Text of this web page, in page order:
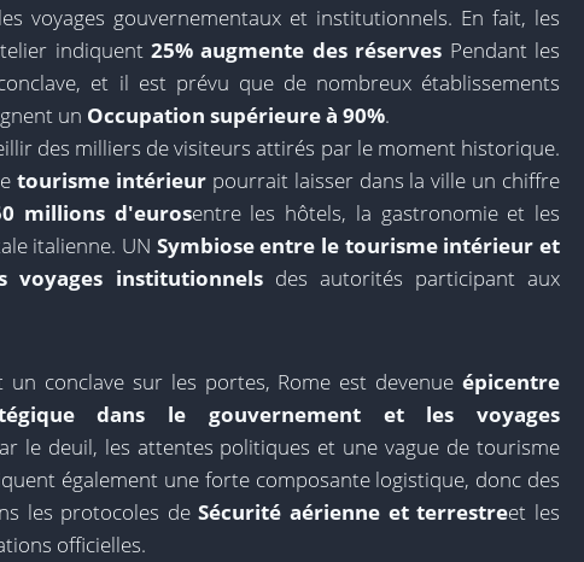
voyages gouvernementaux et institutionnels. En fait, les
indiquent 25% augmente des réserves Pendant les
et il est prévu que de nombreux établissements
un Occupation supérieure à 90%.
des milliers de visiteurs attirés par le moment historique.
tourisme intérieurpourrait laisser dans la ville un chiffre
millions d'eurosentre les hôtels, la gastronomie et les
italienne. UN Symbiose entre le tourisme intérieur et
voyages institutionnelsdes autorités participant aux
un conclave sur les portes, Rome est devenue épicentre
dans le gouvernement et les voyages
le deuil, les attentes politiques et une vague de tourisme
également une forte composante logistique, donc des
les protocoles deSécurité aérienne et terrestreet les
officielles.